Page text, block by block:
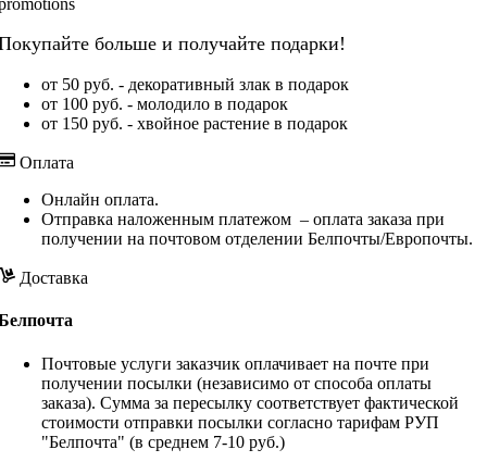
больше и получайте подарки!
от 50 руб. - декоративный злак в подарок
от 100 руб. - молодило в подарок
от 150 руб. - хвойное растение в подарок
Оплата
Онлайн оплата.
Отправка наложенным платежом – оплата заказа при
получении на почтовом отделении Белпочты/Европочты.
Доставка
Почтовые услуги заказчик оплачивает на почте при
получении посылки (независимо от способа оплаты
заказа). Сумма за пересылку соответствует фактической
стоимости отправки посылки согласно тарифам РУП
"Белпочта" (в среднем 7-10 руб.)